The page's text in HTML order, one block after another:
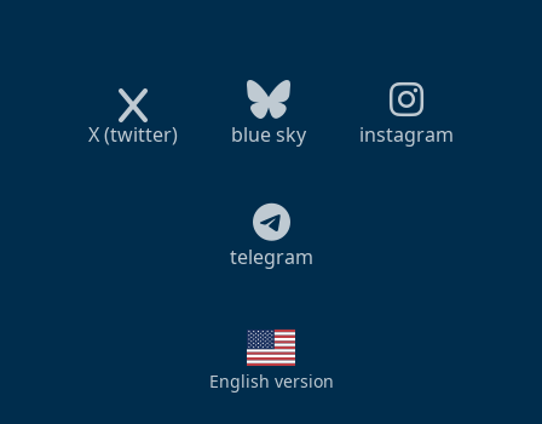
X (twitter) blue sky instagram
telegram
English version